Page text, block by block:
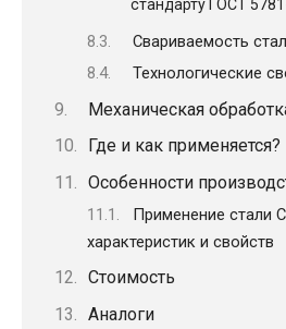
стандарту ГОСТ
Свариваемость
Технологические
Механическая
Где и как применяется?
Особенности
Применение стали
характеристик и свойств
Стоимость
Аналоги